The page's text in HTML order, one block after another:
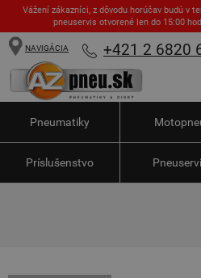
Vážení zákazníci, z dôvodu horúčav budú v
pneuservis otvorené len do 15:00
NAVIGÁCIA +421 2 6820
Pneumatiky
Príslušenstvo